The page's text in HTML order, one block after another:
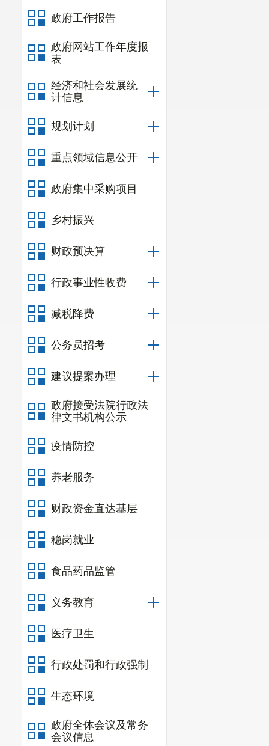
政府工作报告
政府网站工作年度报
表
经济和社会发展统
计信息
规划计划
重点领域信息公开
政府集中采购项目
乡村振兴
财政预决算
行政事业性收费
减税降费
公务员招考
建议提案办理
政府接受法院行政法
律文书机构公示
疫情防控
养老服务
财政资金直达基层
稳岗就业
食品药品监管
义务教育
医疗卫生
行政处罚和行政强制
生态环境
政府全体会议及常务
会议信息